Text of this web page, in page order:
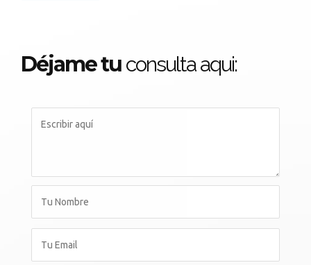
Déjame tu consulta aqui: